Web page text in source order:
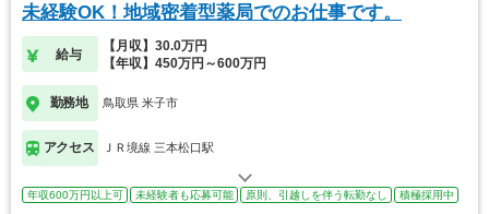
未経験OK！地域密着型薬局でのお仕事です。
給与
【月収】30.0万円
【年収】450万円～600万円
勤務地 鳥取県 米子市
アクセス ＪＲ境線 三本松口駅
年収600万円以上可 未経験者も応募可能 原則、引越しを伴う転勤なし 積極採用中